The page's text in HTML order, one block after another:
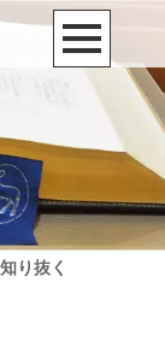
り抜く